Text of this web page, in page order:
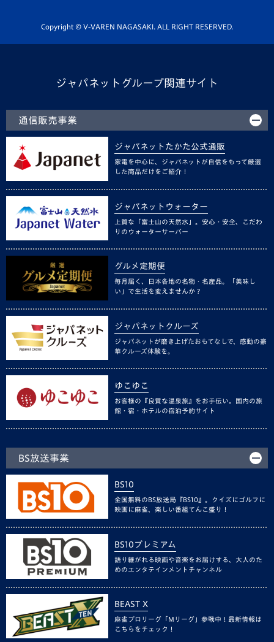
ホームタウン活動
Copyright © V-VAREN NAGASAKI. ALL RIGHT RESERVED.
ジャパネットグループ関連サイト
通信販売事業
ジャパネットたかた公式通販
家電を中心に、ジャパネットが自信をもって厳選
した商品だけをご紹介！
ジャパネットウォーター
上質な「富士山の天然水」。安心・安全、こだわ
りのウォーターサーバー
グルメ定期便
毎月届く、日本各地の名物・名産品。「美味し
い」で生活を変えませんか？
ジャパネットクルーズ
ジャパネットが磨き上げたおもてなしで、感動の豪
華クルーズ体験を。
ゆこゆこ
お客様の『良質な温泉旅』をお手伝い。国内の旅
館・宿・ホテルの宿泊予約サイト
BS放送事業
BS10
全国無料のBS放送局『BS10』。クイズにゴルフに
映画に麻雀、楽しい番組てんこ盛り！
BS10プレミアム
語り継がれる映画や音楽をお届けする、大人のた
めのエンタテインメントチャンネル
BEAST X
麻雀プロリーグ「Mリーグ」参戦中！最新情報は
こちらをチェック！